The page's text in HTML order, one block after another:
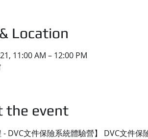
Location
11:00 AM – 12:00 PM
the event
- DVC文件保險系統體驗營】 DVC文件